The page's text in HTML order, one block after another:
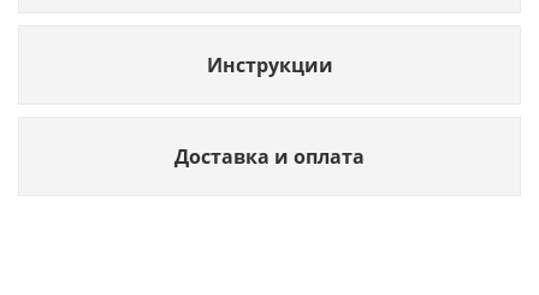
Инструкции
Доставка и оплата